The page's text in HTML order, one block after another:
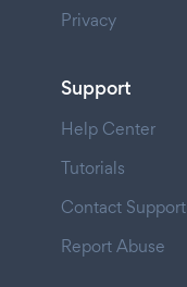
Privacy
Support
Help Center
Tutorials
Contact Support
Report Abuse